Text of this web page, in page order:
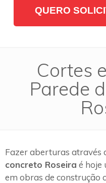
QUERO
Cortes
Parede
Fazer aberturas através
concreto Roseira é hoje
em obras de construção